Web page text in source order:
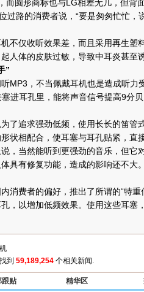
而圆形商标也与LG相差无几，但背
过路的消费者说，“要是匆匆忙忙，
仅收听效果差，而且采用再生塑
人体的皮肤过敏，导致中耳炎甚至
”
，不当佩戴耳机也是造成听力
进耳孔里，能将声音信号提高9分
追求强劲低频，使用长长的笛管
状相配合，使耳塞与耳孔贴紧，直
，当然能听到更强劲的音乐，但它
具有修复功能，造成的影响还不大
费者的偏好，推出了所谓的“特重
，以增加低频效果。使用这些耳塞
到 59,189,254 个相关新闻.
跟贴 精华区